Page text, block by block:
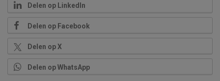
Delen op LinkedIn
Delen op Facebook
Delen op X
Delen op WhatsApp